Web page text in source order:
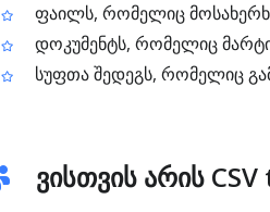
ფაილს, რომელიც
დოკუმენტს, რომელიც
სუფთა შედეგს, რომელიც
ვისთვის არის CSV